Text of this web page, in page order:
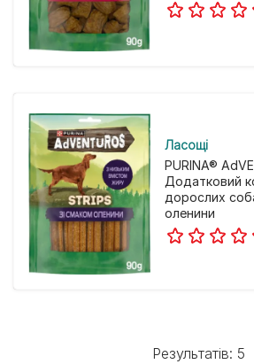
Ласощі
PURINA®
Додатковий
дорослих
оленини
Результатів: 5